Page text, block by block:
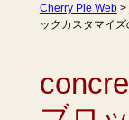
Cherry Pie Web>
ックカスタマイ